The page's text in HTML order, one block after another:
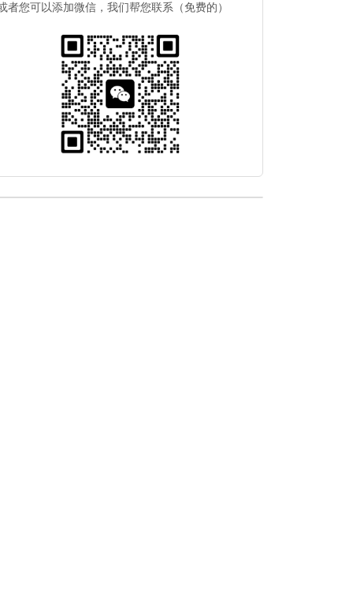
者您可以添加微信，我们帮您联系（免费的）